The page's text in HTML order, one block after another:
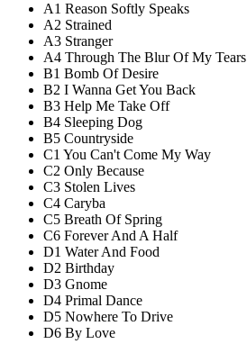
A1 Reason Softly Speaks
A2 Strained
A3 Stranger
A4 Through The Blur Of My Tears
B1 Bomb Of Desire
B2 I Wanna Get You Back
B3 Help Me Take Off
B4 Sleeping Dog
B5 Countryside
C1 You Can't Come My Way
C2 Only Because
C3 Stolen Lives
C4 Caryba
C5 Breath Of Spring
C6 Forever And A Half
D1 Water And Food
D2 Birthday
D3 Gnome
D4 Primal Dance
D5 Nowhere To Drive
D6 By Love